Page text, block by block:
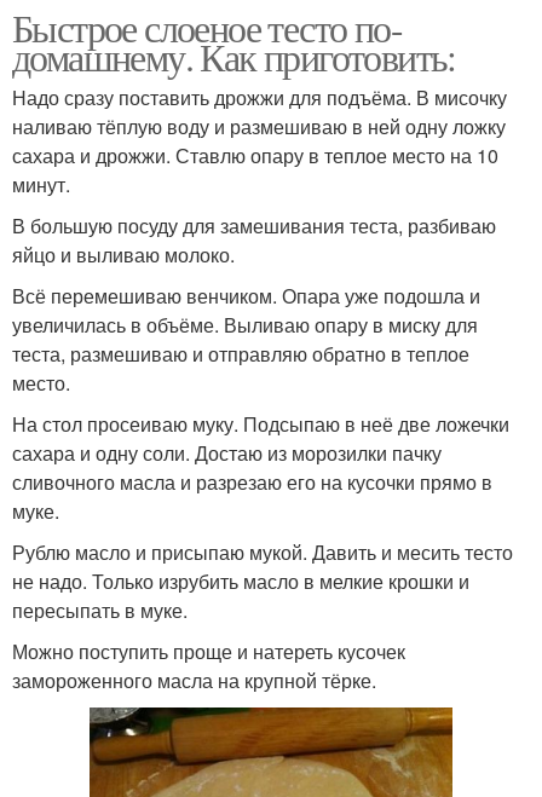
Быстрое слоеное тесто по-
домашнему. Как приготовить:
Надо сразу поставить дрожжи для подъёма. В мисочку
наливаю тёплую воду и размешиваю в ней одну ложку
сахара и дрожжи. Ставлю опару в теплое место на 10
минут.
В большую посуду для замешивания теста, разбиваю
яйцо и выливаю молоко.
Всё перемешиваю венчиком. Опара уже подошла и
увеличилась в объёме. Выливаю опару в миску для
теста, размешиваю и отправляю обратно в теплое
место.
На стол просеиваю муку. Подсыпаю в неё две ложечки
сахара и одну соли. Достаю из морозилки пачку
сливочного масла и разрезаю его на кусочки прямо в
муке.
Рублю масло и присыпаю мукой. Давить и месить тесто
не надо. Только изрубить масло в мелкие крошки и
пересыпать в муке.
Можно поступить проще и натереть кусочек
замороженного масла на крупной тёрке.